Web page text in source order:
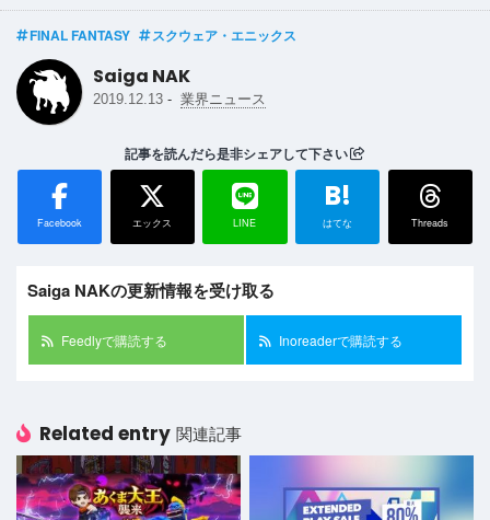
FINAL FANTASY スクウェア・エニックス
Saiga NAK
2019.12.13 - 業界ニュース
記事を読んだら是非シェアして下さい
Facebook エックス LINE
B!
はてな Threads
Saiga NAKの更新情報を受け取る
Feedlyで購読する Inoreaderで購読する
Related entry 関連記事